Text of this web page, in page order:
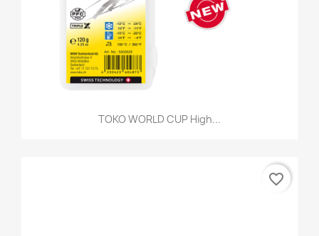
TOKO WORLD CUP High...
favorite_border